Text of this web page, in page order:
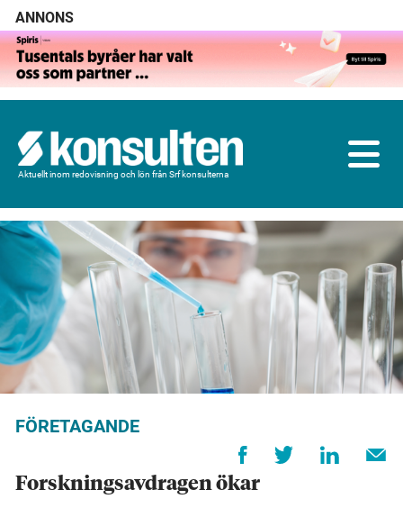
ANNONS
Aktuellt inom redovisning och lön från Srf konsulterna
FÖRETAGANDE
Forskningsavdragen ökar